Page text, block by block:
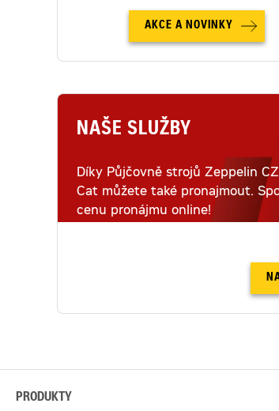
AKCE A NOVINKY
NAŠE SLUŽBY
Díky Půjčovně strojů Zeppelin
Cat můžete také pronajmout.
cenu pronájmu online!
PRODUKTY